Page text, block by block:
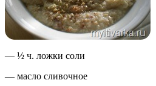
— ½ ч. ложки соли
— масло сливочное